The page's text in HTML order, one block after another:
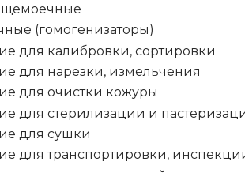
(гомогенизаторы)
для калибровки, сортировки
для нарезки, измельчения
для очистки кожуры
для стерилизации и
для сушки
для транспортировки,